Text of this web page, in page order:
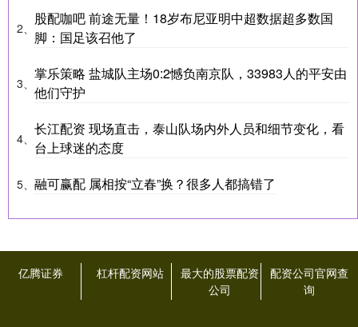
2、
股配咖吧 前途无量！18岁布尼亚明中超数据超多数国
脚：国足该召他了
3、
掌乐策略 盐城队主场0:2憾负南京队，33983人的平安由
他们守护
4、
长江配资 现场直击，泰山队场内外人员和细节变化，看
台上球迷的态度
5、 融可赢配 属相按“立春”换？很多人都搞错了
亿腾证券 杠杆配资网站
最大的股票配资
公司
配资公司官网查
询